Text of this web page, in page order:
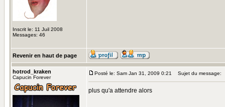
Inscrit le: 11 Juil 2008
Messages: 46
Revenir en haut de page
hotrod_kraken
Capucin Forever
Posté le: Sam Jan 31, 2009 0:21 Sujet du message:
plus qu'a attendre alors